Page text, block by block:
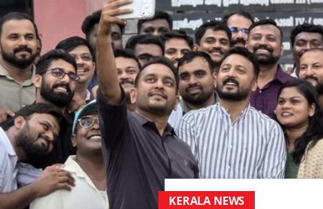
KERALA NEWS